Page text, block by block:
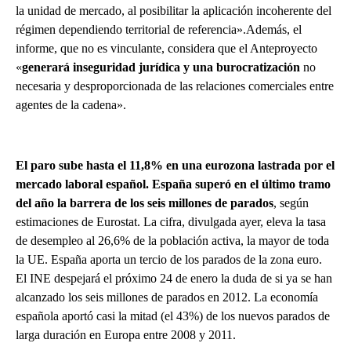
la unidad de mercado, al posibilitar la aplicación incoherente del
régimen dependiendo territorial de referencia».Además, el
informe, que no es vinculante, considera que el Anteproyecto
«generará inseguridad jurídica y una burocratización no
necesaria y desproporcionada de las relaciones comerciales entre
agentes de la cadena».
El paro sube hasta el 11,8% en una eurozona lastrada por el
mercado laboral español. España superó en el último tramo
del año la barrera de los seis millones de parados, según
estimaciones de Eurostat. La cifra, divulgada ayer, eleva la tasa
de desempleo al 26,6% de la población activa, la mayor de toda
la UE. España aporta un tercio de los parados de la zona euro.
El INE despejará el próximo 24 de enero la duda de si ya se han
alcanzado los seis millones de parados en 2012. La economía
española aportó casi la mitad (el 43%) de los nuevos parados de
larga duración en Europa entre 2008 y 2011.